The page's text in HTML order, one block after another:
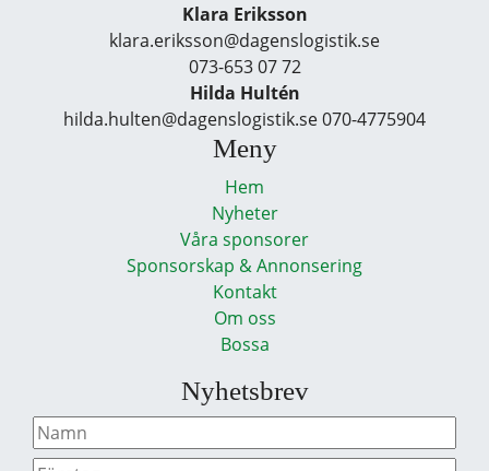
Klara Eriksson
klara.eriksson@dagenslogistik.se
073-653 07 72
Hilda Hultén
hilda.hulten@dagenslogistik.se 070-4775904
Meny
Hem
Nyheter
Våra sponsorer
Sponsorskap & Annonsering
Kontakt
Om oss
Bossa
Nyhetsbrev